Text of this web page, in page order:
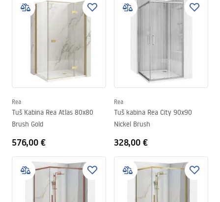
Rea
Tuš Kabina Rea Atlas 80x80
Brush Gold
576,00 €
Rea
Tuš kabina Rea City 90x90
Nickel Brush
328,00 €